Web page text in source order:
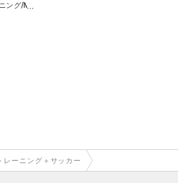
ング/ME
レーニング＋サッカー